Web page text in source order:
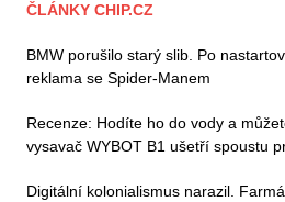
ČLÁNKY CHIP.CZ
BMW porušilo starý slib. Po
reklama se Spider-Manem
Recenze: Hodíte ho do vody a
vysavač WYBOT B1 ušetří spoustu
Digitální kolonialismus narazil.